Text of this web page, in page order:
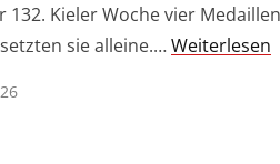
132. Kieler Woche vier
sie alleine.…Weiterlesen